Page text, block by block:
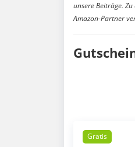
unsere Beiträge.
Amazon-Partner
Gratis